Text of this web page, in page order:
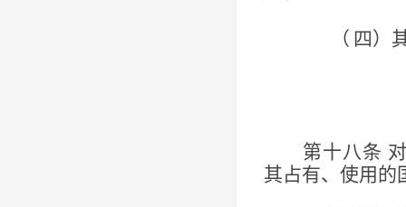
（ 四）
第十八条
其占有、使用的